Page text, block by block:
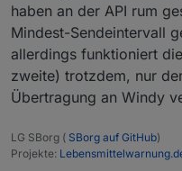
haben an der API rum
Mindest-Sendeintervall
allerdings funktioniert
zweite) trotzdem, nur
Übertragung an Windy
LG SBorg ( SBorg auf GitHub)
Projekte: